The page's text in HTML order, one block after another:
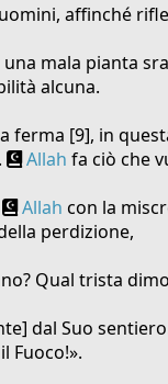
affinché
mala pianta
alcuna.
[9], in
Allah fa ciò che
Allah con la
perdizione,
Qual trista
dal Suo
Fuoco!».